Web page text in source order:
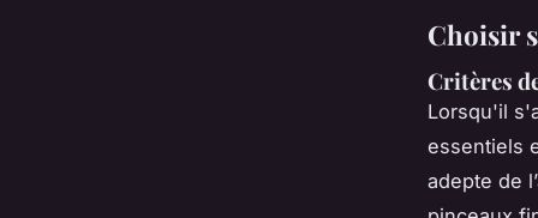
Choisir
Critères
Lorsqu'il
essentiels
adepte de